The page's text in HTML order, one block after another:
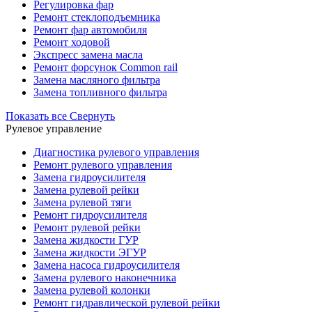
Регулировка фар
Ремонт стеклоподъемника
Ремонт фар автомобиля
Ремонт ходовой
Экспресс замена масла
Ремонт форсунок Common rail
Замена масляного фильтра
Замена топливного фильтра
Показать все Свернуть
Рулевое управление
Диагностика рулевого управления
Ремонт рулевого управления
Замена гидроусилителя
Замена рулевой рейки
Замена рулевой тяги
Ремонт гидроусилителя
Ремонт рулевой рейки
Замена жидкости ГУР
Замена жидкости ЭГУР
Замена насоса гидроусилителя
Замена рулевого наконечника
Замена рулевой колонки
Ремонт гидравлической рулевой рейки